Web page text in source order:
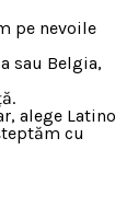
pe nevoile
sau Belgia,
alege Latino
cu